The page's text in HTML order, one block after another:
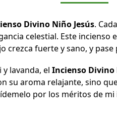
Divino Niño Jesús.
celestial. Este
crezca fuerte y sano, y
lavanda, el Incienso Divino
su aroma relajante, sino
por los méritos de